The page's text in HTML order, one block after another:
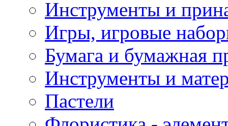
Инструменты и
Игры, игровые
Бумага и бумажная
Инструменты и
Пастели